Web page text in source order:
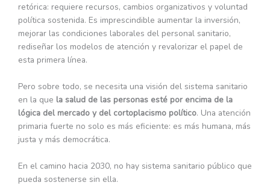
retórica: requiere recursos, cambios organizativos y voluntad
política sostenida. Es imprescindible aumentar la inversión,
mejorar las condiciones laborales del personal sanitario,
rediseñar los modelos de atención y revalorizar el papel de
esta primera línea.
Pero sobre todo, se necesita una visión del sistema sanitario
en la que la salud de las personas esté por encima de la
lógica del mercado y del cortoplacismo político. Una atención
primaria fuerte no solo es más eficiente: es más humana, más
justa y más democrática.
En el camino hacia 2030, no hay sistema sanitario público que
pueda sostenerse sin ella.